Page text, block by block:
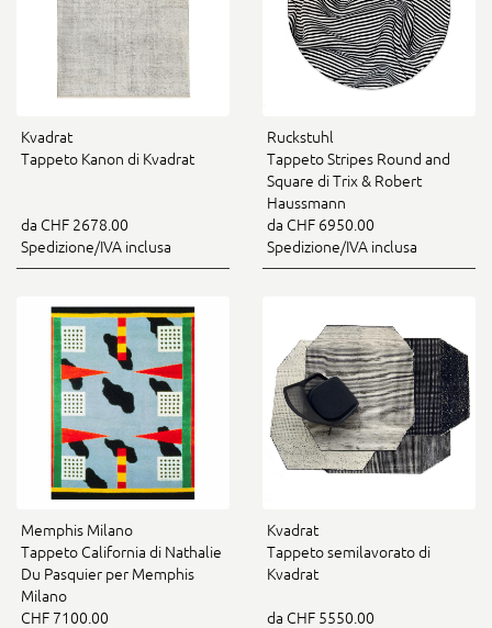
Kvadrat
Tappeto Kanon di Kvadrat
da CHF 2678.00
Spedizione/IVA inclusa
Ruckstuhl
Tappeto Stripes Round and
Square di Trix & Robert
Haussmann
da CHF 6950.00
Spedizione/IVA inclusa
Memphis Milano
Tappeto California di Nathalie
Du Pasquier per Memphis
Milano
CHF 7100.00
Kvadrat
Tappeto semilavorato di
Kvadrat
da CHF 5550.00